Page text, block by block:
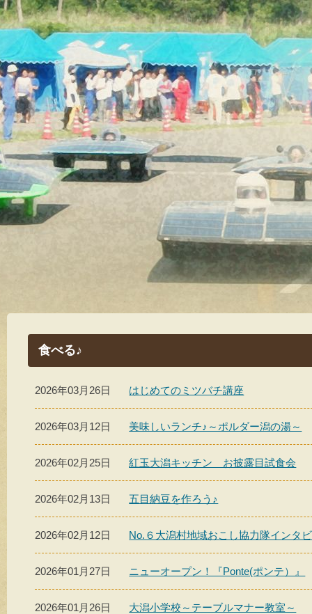
食べる♪
2026年03月26日 はじめてのミツバチ講座
2026年03月12日 美味しいランチ♪～ポルダー潟の湯～
2026年02月25日 紅玉大潟キッチン お披露目試食会
2026年02月13日 五目納豆を作ろう♪
2026年02月12日 No.６大潟村地域おこし協力隊インタ
2026年01月27日 ニューオープン！『Ponte(ポンテ）』
2026年01月26日 大潟小学校～テーブルマナー教室～